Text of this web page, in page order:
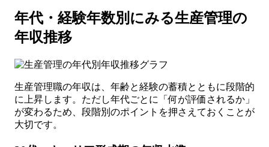
年代・経験年数別にみる生産管理の
年収推移
生産管理職の年収は、年齢と経験の蓄積とともに段階的
に上昇します。ただし年代ごとに「何が評価されるか」
が変わるため、段階別のポイントを押さえておくことが
大切です。